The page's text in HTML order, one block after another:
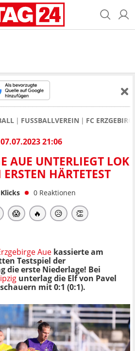
FUSSBALLVEREIN FC
07.07.2023 21:06
AUE UNTERLIEGT LOK
HÄRTETEST
0 Reaktionen
😱 🔥 😥 👏
Aue kassierte am
Testspiel der
die erste Niederlage! Bei
unterlag die Elf von Pavel
mit 0:1 (0:1).